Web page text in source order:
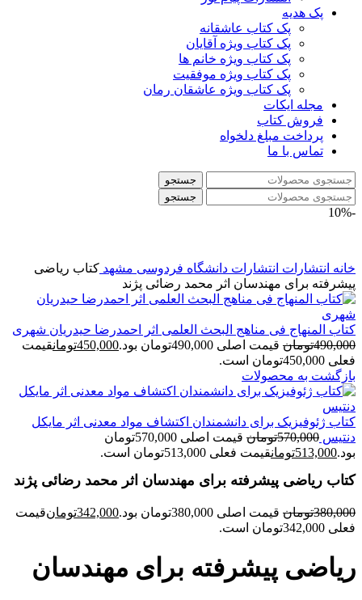
پک هدیه
پک کتاب عاشقانه
پک کتاب ویژه آقایان
پک کتاب ویژه خانم ها
پک کتاب ویژه موفقیت
پک کتاب ویژه عاشقان رمان
مجله ایکات
فروش کتاب
پرداخت مبلغ دلخواه
تماس با ما
جستجو
جستجو
-10%
خانه انتشارات انتشارات دانشگاه فردوسی مشهد کتاب ریاضی
پیشرفته برای مهندسان اثر محمد رضائی پژند
کتاب المنهاج فی مناهج البحث العلمی اثر احمدرضا حیدریان شهری
490,000تومان قیمت اصلی 490,000تومان بود. 450,000تومانقیمت
فعلی 450,000تومان است.
بازگشت به محصولات
کتاب ژئوفیزیک برای دانشمندان اکتشاف مواد معدنی اثر مایکل
دنتیس 570,000تومان
قیمت اصلی 570,000تومان
بود.513,000تومانقیمت فعلی 513,000تومان است.
کتاب ریاضی پیشرفته برای مهندسان اثر محمد رضائی پژند
380,000تومان قیمت اصلی 380,000تومان بود. 342,000تومانقیمت
فعلی 342,000تومان است.
ریاضی پیشرفته برای مهندسان